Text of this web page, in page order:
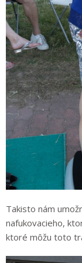
Takisto nám
nafukovacieho,
ktoré môžu toto